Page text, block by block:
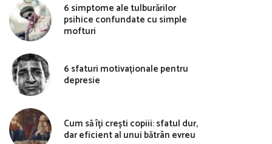
6 simptome ale tulburărilor
psihice confundate cu simple
mofturi
6 sfaturi motivaționale pentru
depresie
Cum să îți crești copiii: sfatul dur,
dar eficient al unui bătrân evreu